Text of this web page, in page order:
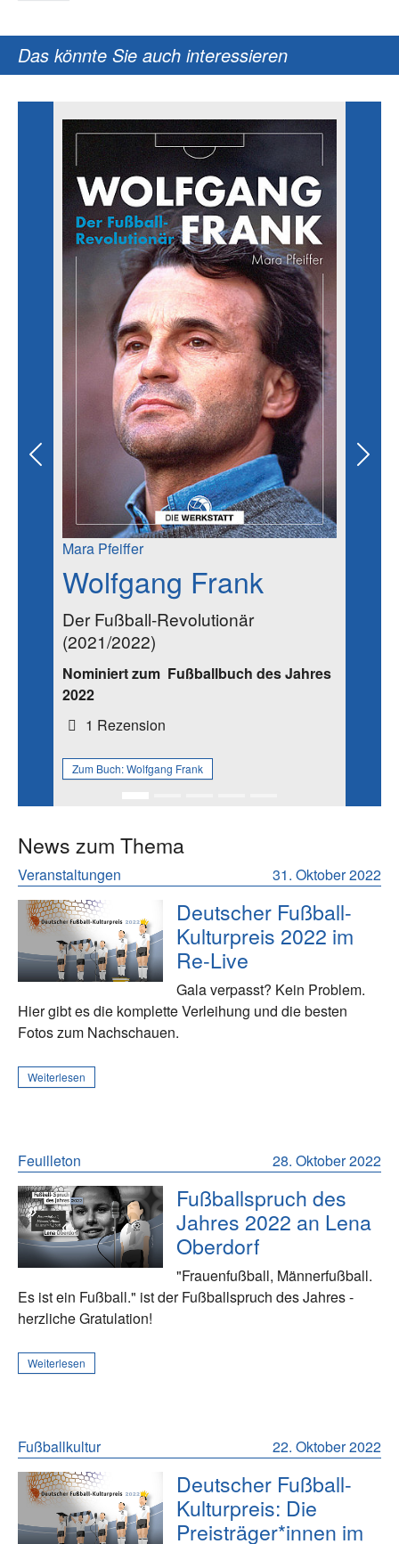
Das könnte Sie auch interessieren
Mara Pfeiffer
Wolfgang Frank
Der Fußball-Revolutionär
(2021/2022)
Nominiert zum Fußballbuch des Jahres
2022
1 Rezension
Zum Buch:Wolfgang Frank
Previous Next
News zum Thema
31. Oktober 2022
Veranstaltungen
Deutscher Fußball-
Kulturpreis 2022 im
Re-Live
Gala verpasst? Kein Problem.
Hier gibt es die komplette Verleihung und die besten
Fotos zum Nachschauen.
Weiterlesen
28. Oktober 2022
Feuilleton
Fußballspruch des
Jahres 2022 an Lena
Oberdorf
"Frauenfußball, Männerfußball.
Es ist ein Fußball." ist der Fußballspruch des Jahres -
herzliche Gratulation!
Weiterlesen
22. Oktober 2022
Fußballkultur
Deutscher Fußball-
Kulturpreis: Die
Preisträger*innen im